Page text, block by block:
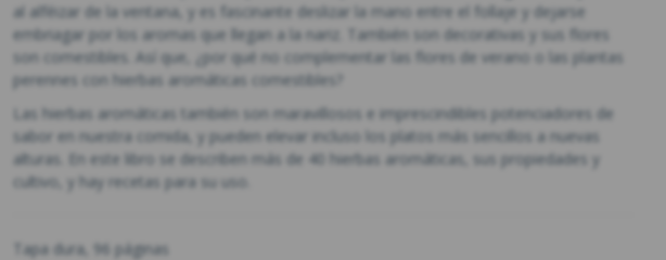
al alféizar de la ventana, y es fascinante deslizar la mano entre el follaje y dejarse
embriagar por los aromas que llegan a la nariz. También son decorativas y sus flores
son comestibles. Así que, ¿por qué no complementar las flores de verano o las plantas
perennes con hierbas aromáticas comestibles?
Las hierbas aromáticas también son maravillosos e imprescindibles potenciadores de
sabor en nuestra comida, y pueden elevar incluso los platos más sencillos a nuevas
alturas. En este libro se describen más de 40 hierbas aromáticas, sus propiedades y
cultivo, y hay recetas para su uso.
Tapa dura, 96 páginas